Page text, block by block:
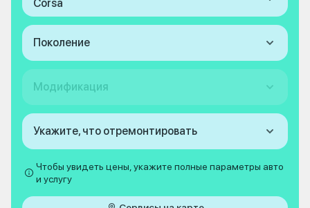
Corsa
Поколение
Модификация
Укажите, что отремонтировать
Чтобы увидеть цены, укажите полные параметры авто
и услугу